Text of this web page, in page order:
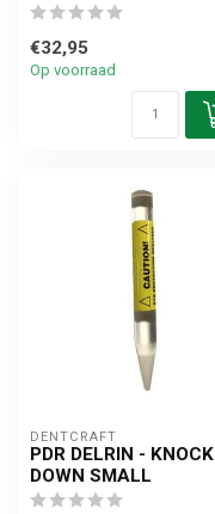
€32,95
Op voorraad
DENTCRAFT
PDR DELRIN - KNOCK
DOWN SMALL